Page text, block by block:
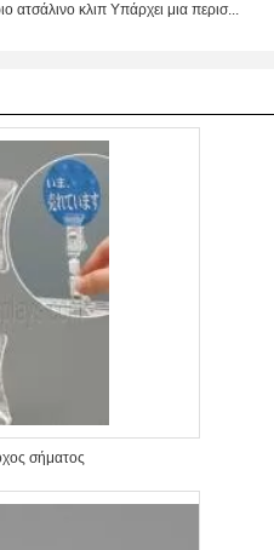
ατσάλινο κλιπ Υπάρχει μια περισ...
σήματος